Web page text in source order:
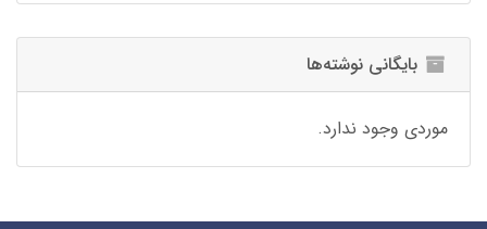
بایگانی نوشته‌ها
موردی وجود ندارد.